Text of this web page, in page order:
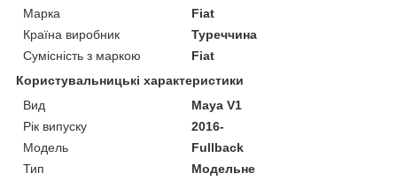
Марка
Fiat
Країна виробник
Туреччина
Сумісність з маркою
Fiat
Користувальницькі характеристики
Вид
Maya V1
Рік випуску
2016-
Мoдель
Fullback
Тип
Модельне